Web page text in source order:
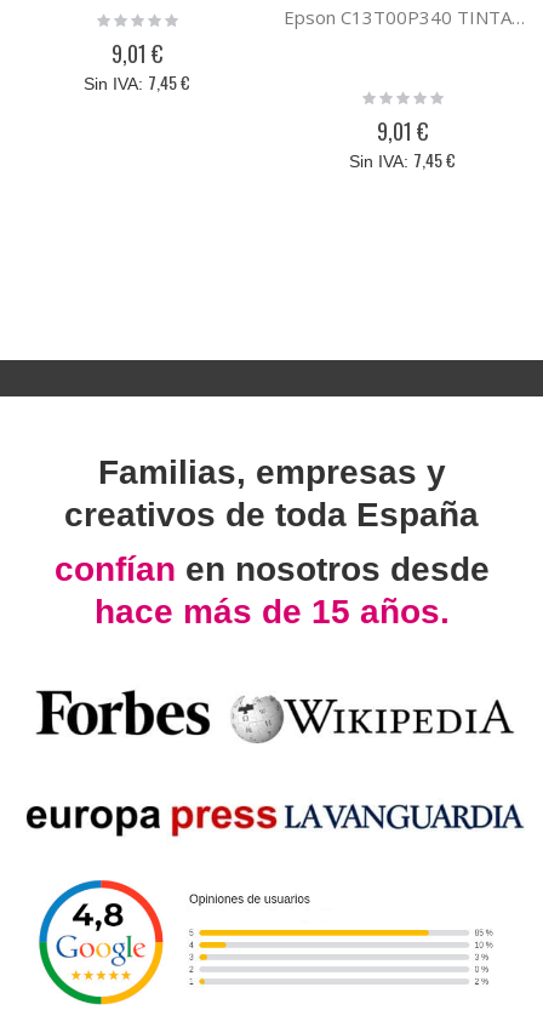
Rating:
9,01 €
7,45 €
Epson C13T00P340 TINTA MAGENTA ECOTANK 104
Rating:
9,01 €
7,45 €
Familias, empresas y
creativos de toda España
confían en nosotros desde
hace más de 15 años.